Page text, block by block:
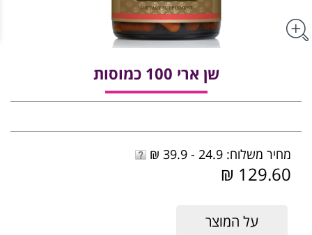
שן ארי 100 כמוסות
מחיר משלוח: 24.9 - 39.9 ₪
129.60 ₪
על המוצר